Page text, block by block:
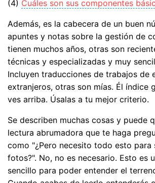
(4) Cuáles son sus componentes
Además, es la cabecera de un buen
apuntes y notas sobre la gestión de
tienen muchos años, otras son
técnicas y especializadas y muy
Incluyen traducciones de trabajos de
extranjeros, otras son mías. Él índice
ves arriba. Úsalas a tu mejor criterio.
Se describen muchas cosas y puede
lectura abrumadora que te haga
como "¿Pero necesito todo esto para
fotos?". No, no es necesario. Esto es
sencillo para poder entender el